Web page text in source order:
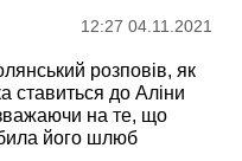
12:27 04.11.2021
розповів, як
ставиться до Аліни
на те, що
його шлюб